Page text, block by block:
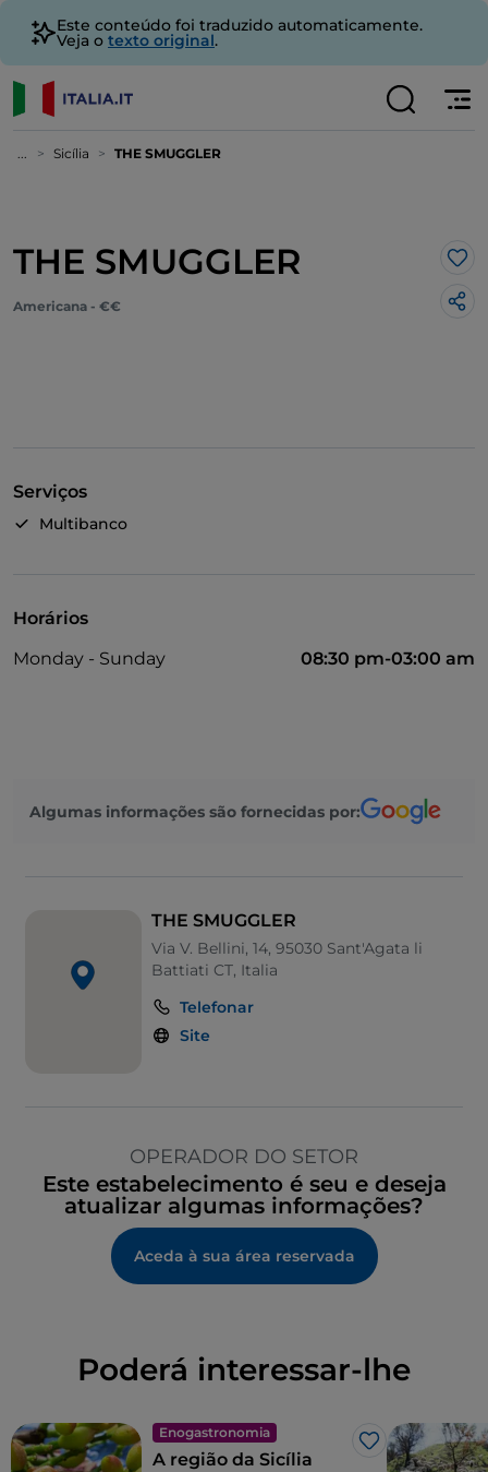
Este conteúdo foi traduzido automaticamente.
Veja o texto original.
... Sicília THE SMUGGLER
THE SMUGGLER
Americana - €€
Serviços
Multibanco
Horários
Monday - Sunday
08:30 pm-03:00 am
Algumas informações são fornecidas por:
THE SMUGGLER
Via V. Bellini, 14, 95030 Sant'Agata li
Battiati CT, Italia
Telefonar
Site
OPERADOR DO SETOR
Este estabelecimento é seu e deseja
atualizar algumas informações?
Aceda à sua área reservada
Poderá interessar-lhe
Enogastronomia
Gosto
A região da Sicília